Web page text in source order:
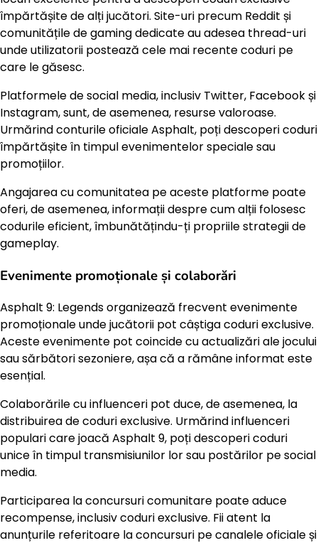
împărtășite de alți jucători. Site-uri precum Reddit și
comunitățile de gaming dedicate au adesea thread-uri
unde utilizatorii postează cele mai recente coduri pe
care le găsesc.
Platformele de social media, inclusiv Twitter, Facebook și
Instagram, sunt, de asemenea, resurse valoroase.
Urmărind conturile oficiale Asphalt, poți descoperi coduri
împărtășite în timpul evenimentelor speciale sau
promoțiilor.
Angajarea cu comunitatea pe aceste platforme poate
oferi, de asemenea, informații despre cum alții folosesc
codurile eficient, îmbunătățindu-ți propriile strategii de
gameplay.
Evenimente promoționale și colaborări
Asphalt 9: Legends organizează frecvent evenimente
promoționale unde jucătorii pot câștiga coduri exclusive.
Aceste evenimente pot coincide cu actualizări ale jocului
sau sărbători sezoniere, așa că a rămâne informat este
esențial.
Colaborările cu influenceri pot duce, de asemenea, la
distribuirea de coduri exclusive. Urmărind influenceri
populari care joacă Asphalt 9, poți descoperi coduri
unice în timpul transmisiunilor lor sau postărilor pe social
media.
Participarea la concursuri comunitare poate aduce
recompense, inclusiv coduri exclusive. Fii atent la
anunțurile referitoare la concursuri pe canalele oficiale și